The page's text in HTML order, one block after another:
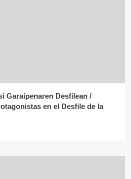
Garaipenaren Desfilean /
en el Desfile de la